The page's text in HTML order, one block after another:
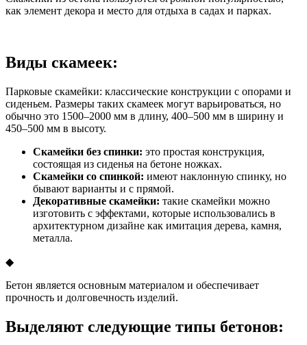
как элемент декора и место для отдыха в садах и парках.
Виды скамеек:
Парковые скамейки: классические конструкции с опорами и
сиденьем. Размеры таких скамеек могут варьироваться, но
обычно это 1500–2000 мм в длину, 400–500 мм в ширину и
450–500 мм в высоту.
Скамейки без спинки: это простая конструкция,
состоящая из сиденья на бетоне ножках.
Скамейки со спинкой: имеют наклонную спинку, но
бывают варианты и с прямой.
Декоративные скамейки: такие скамейки можно
изготовить с эффектами, которые использовались в
архитектурном дизайне как имитация дерева, камня,
металла.
◆
Бетон является основным материалом и обеспечивает
прочность и долговечность изделий.
Выделяют следующие типы бетонов: